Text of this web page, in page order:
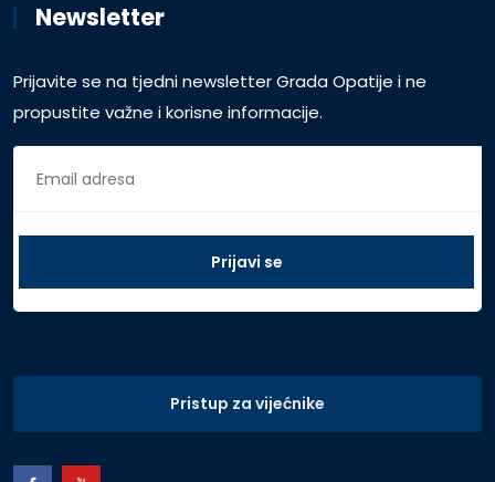
Newsletter
Prijavite se na tjedni newsletter Grada Opatije i ne
propustite važne i korisne informacije.
Pristup za vijećnike